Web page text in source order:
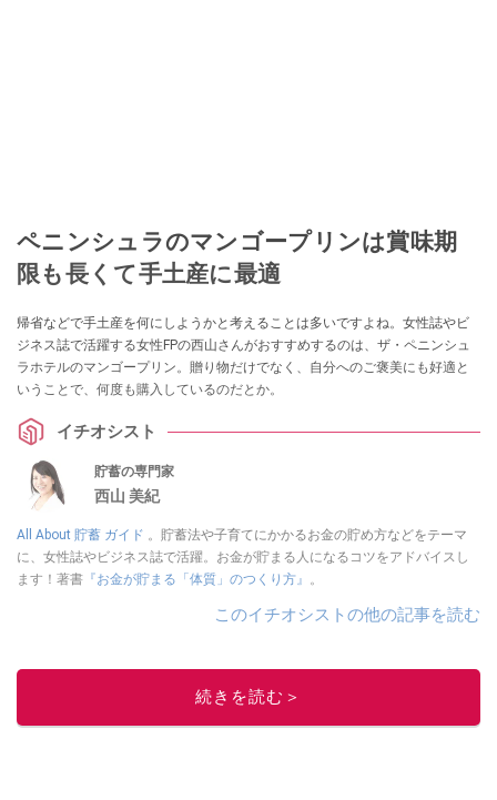
ペニンシュラのマンゴープリンは賞味期
限も長くて手土産に最適
帰省などで手土産を何にしようかと考えることは多いですよね。女性誌やビ
ジネス誌で活躍する女性FPの西山さんがおすすめするのは、ザ・ペニンシュ
ラホテルのマンゴープリン。贈り物だけでなく、自分へのご褒美にも好適と
いうことで、何度も購入しているのだとか。
イチオシスト
貯蓄の専門家
西山 美紀
All About 貯蓄 ガイド 。貯蓄法や子育てにかかるお金の貯め方などをテーマ
に、女性誌やビジネス誌で活躍。お金が貯まる人になるコツをアドバイスし
ます！著書 『お金が貯まる「体質」のつくり方』 。
このイチオシストの他の記事を読む
続きを読む＞